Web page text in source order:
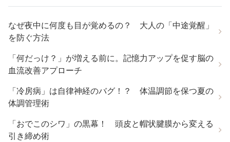
なぜ夜中に何度も目が覚めるの？ 大人の「中途覚醒」
を防ぐ方法
「何だっけ？」が増える前に。記憶力アップを促す脳の
血流改善アプローチ
「冷房病」は自律神経のバグ！？ 体温調節を保つ夏の
体調管理術
「おでこのシワ」の黒幕！ 頭皮と帽状腱膜から変える
引き締め術